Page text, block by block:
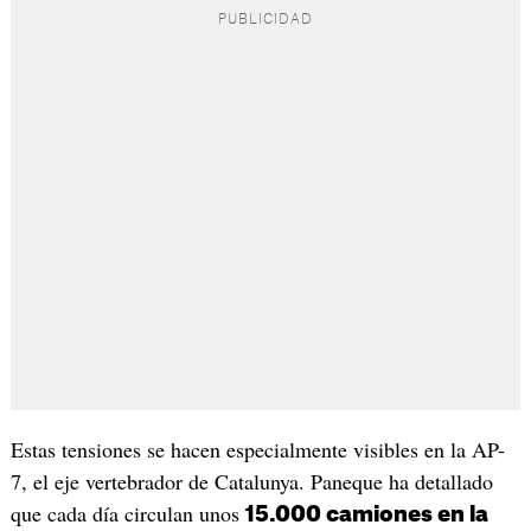
Estas tensiones se hacen especialmente visibles en la AP-
7, el eje vertebrador de Catalunya. Paneque ha detallado
que cada día circulan unos 15.000 camiones en la